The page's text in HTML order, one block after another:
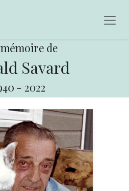
de
Savard
- 2022